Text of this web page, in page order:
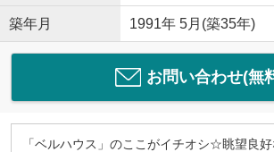
築年月 1991年 5月(築35年)
お問い合わせ(無
「ベルハウス」のここがイチオシ☆眺望良